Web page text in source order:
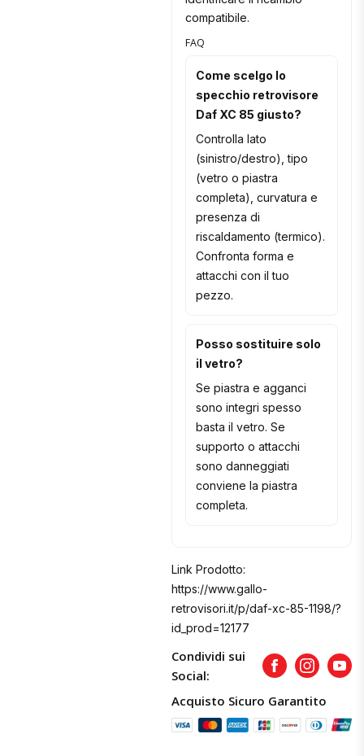
compatibile.
FAQ
Come scelgo lo
specchio retrovisore
Daf XC 85 giusto?
Controlla lato
(sinistro/destro), tipo
(vetro o piastra
completa), curvatura e
presenza di
riscaldamento (termico).
Confronta forma e
attacchi con il tuo
pezzo.
Posso sostituire solo
il vetro?
Se piastra e agganci
sono integri spesso
basta il vetro. Se
supporto o attacchi
sono danneggiati
conviene la piastra
completa.
Link Prodotto:
https://www.gallo-
retrovisori.it/p/daf-xc-85-1198/?
id_prod=12177
Condividi sui
Social:
FacebookInstagram
Acquisto Sicuro Garantito